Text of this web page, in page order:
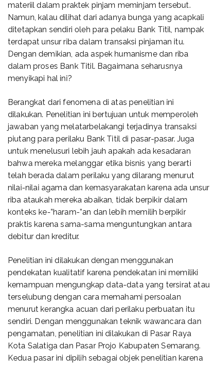
materiil dalam praktek pinjam meminjam tersebut.
Namun, kalau dilihat dari adanya bunga yang acapkali
ditetapkan sendiri oleh para pelaku Bank Titil, nampak
terdapat unsur riba dalam transaksi pinjaman itu.
Dengan demikian, ada aspek humanisme dan riba
dalam proses Bank Titil. Bagaimana seharusnya
menyikapi hal ini?
Berangkat dari fenomena di atas penelitian ini
dilakukan. Penelitian ini bertujuan untuk memperoleh
jawaban yang melatarbelakangi terjadinya transaksi
piutang para perilaku Bank Titil di pasar-pasar. Juga
untuk menelusuri lebih jauh apakah ada kesadaran
bahwa mereka melanggar etika bisnis yang berarti
telah berada dalam perilaku yang dilarang menurut
nilai-nilai agama dan kemasyarakatan karena ada unsur
riba ataukah mereka abaikan, tidak berpikir dalam
konteks ke-”haram-”an dan lebih memilih berpikir
praktis karena sama-sama menguntungkan antara
debitur dan kreditur.
Penelitian ini dilakukan dengan menggunakan
pendekatan kualitatif karena pendekatan ini memiliki
kemampuan mengungkap data-data yang tersirat atau
terselubung dengan cara memahami persoalan
menurut kerangka acuan dari perilaku perbuatan itu
sendiri. Dengan menggunakan teknik wawancara dan
pengamatan, penelitian ini dilakukan di Pasar Raya
Kota Salatiga dan Pasar Projo Kabupaten Semarang.
Kedua pasar ini dipilih sebagai objek penelitian karena